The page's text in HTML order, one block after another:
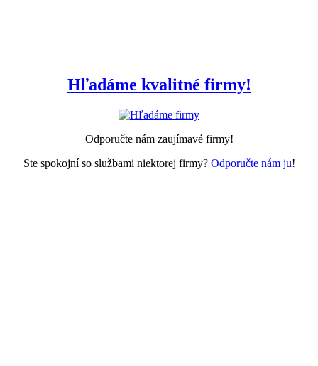
Hľadáme kvalitné firmy!
Odporučte nám zaujímavé firmy!
Ste spokojní so službami niektorej firmy? Odporučte nám ju!